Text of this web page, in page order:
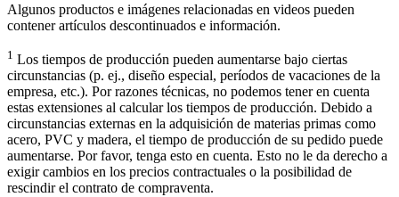
Algunos productos e imágenes relacionadas en videos pueden
contener artículos descontinuados e información.
1 Los tiempos de producción pueden aumentarse bajo ciertas
circunstancias (p. ej., diseño especial, períodos de vacaciones de la
empresa, etc.). Por razones técnicas, no podemos tener en cuenta
estas extensiones al calcular los tiempos de producción. Debido a
circunstancias externas en la adquisición de materias primas como
acero, PVC y madera, el tiempo de producción de su pedido puede
aumentarse. Por favor, tenga esto en cuenta. Esto no le da derecho a
exigir cambios en los precios contractuales o la posibilidad de
rescindir el contrato de compraventa.